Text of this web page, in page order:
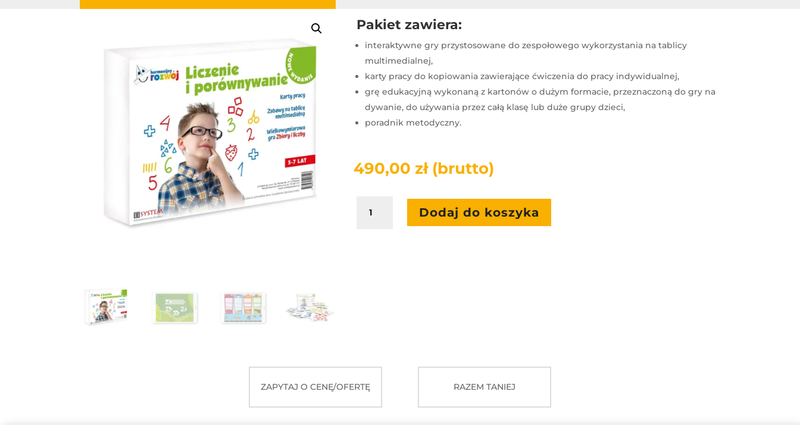
Pakiet zawiera:
interaktywne gry przystosowane do zespołowego wykorzystania na tablicy
multimedialnej,
karty pracy do kopiowania zawierające ćwiczenia do pracy indywidualnej,
grę edukacyjną wykonaną z kartonów o dużym formacie, przeznaczoną do gry na
dywanie, do używania przez całą klasę lub duże grupy dzieci,
poradnik metodyczny.
490,00zł (brutto)
HARMONIJNY
Dodaj do koszyka
ZAPYTAJ O CENĘ/OFERTĘ RAZEM TANIEJ